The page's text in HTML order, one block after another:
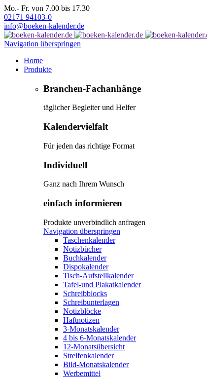
Mo.- Fr. von 7.00 bis 17.30
02171 94103-0
info@boeken-kalender.de
Navigation überspringen
Home
Produkte
Branchen-Fachanhänge
täglicher Begleiter und Helfer
Kalendervielfalt
Für jeden das richtige Format
Individuell
Ganz nach Ihrem Wunsch
einfach informieren
Produkte unverbindlich anfragen
Navigation überspringen
Taschenkalender
Notizbücher
Buchkalender
Dispokalender
Tisch-Aufstellkalender
Tafel-und Plakatkalender
Schreibblocks
Schreibunterlagen
Notizblöcke
Haftnotizen
3-Monatskalender
4 bis 6-Monatskalender
12-Monatsübersicht
Streifenkalender
Bild-Monatskalender
Werbemittel